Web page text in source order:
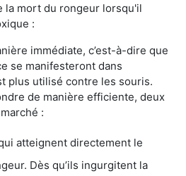
la mort du rongeur lorsqu'il
:
immédiate, c’est-à-dire que
se manifesteront dans
plus utilisé contre les souris.
de manière efficiente, deux
:
atteignent directement le
Dès qu’ils ingurgitent la